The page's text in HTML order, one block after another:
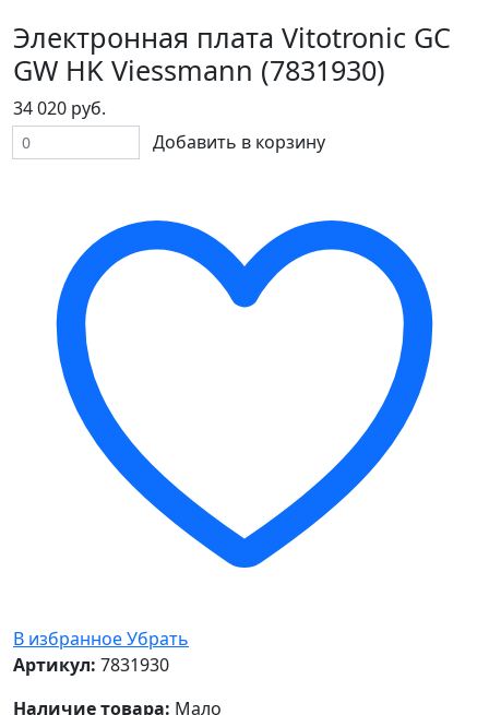
Электронная плата Vitotronic GC
GW HK Viessmann (7831930)
34 020 руб.
Добавить в корзину
В избранноеУбрать
Артикул: 7831930
Наличие товара: Мало